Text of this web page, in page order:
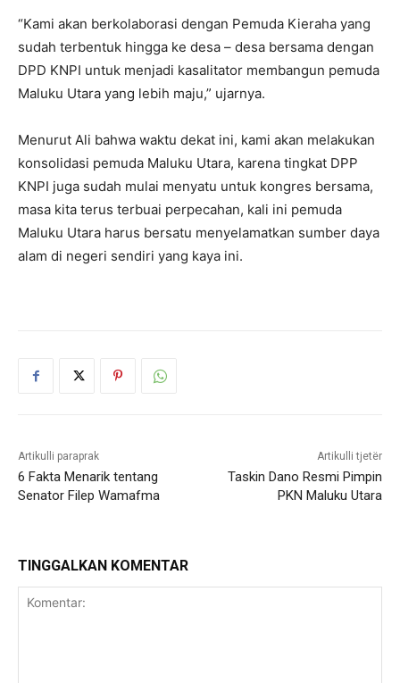
“Kami akan berkolaborasi dengan Pemuda Kieraha yang
sudah terbentuk hingga ke desa – desa bersama dengan
DPD KNPI untuk menjadi kasalitator membangun pemuda
Maluku Utara yang lebih maju,” ujarnya.
Menurut Ali bahwa waktu dekat ini, kami akan melakukan
konsolidasi pemuda Maluku Utara, karena tingkat DPP
KNPI juga sudah mulai menyatu untuk kongres bersama,
masa kita terus terbuai perpecahan, kali ini pemuda
Maluku Utara harus bersatu menyelamatkan sumber daya
alam di negeri sendiri yang kaya ini.
Artikulli paraprak
6 Fakta Menarik tentang
Senator Filep Wamafma
Artikulli tjetër
Taskin Dano Resmi Pimpin
PKN Maluku Utara
TINGGALKAN KOMENTAR